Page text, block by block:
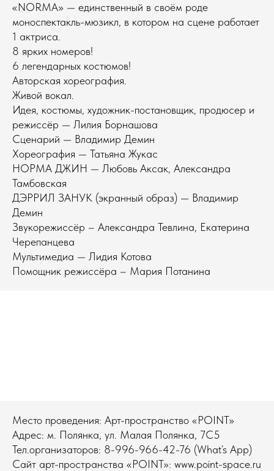
«NORMA» — единственный в своём роде
моноспектакль-мюзикл, в котором на сцене работает
1 актриса.
8 ярких номеров!
6 легендарных костюмов!
Авторская хореография.
Живой вокал.
Идея, костюмы, художник-постановщик, продюсер и
режиссёр — Лилия Борнашова
Сценарий — Владимир Демин
Хореография — Татьяна Жукас
НОРМА ДЖИН — Любовь Аксак, Александра
Тамбовская
ДЭРРИЛ ЗАНУК (экранный образ) — Владимир
Демин
Звукорежиссёр – Александра Тевлина, Екатерина
Черепанцева
Мультимедиа — Лидия Котова
Помощник режиссёра – Мария Потанина
Место проведения: Арт-пространство «POINT»
Адрес: м. Полянка, ул. Малая Полянка, 7С5
Тел.организаторов: 8-996-966-42-76 (What’s App)
Сайт арт-пространства «POINT»: www.point-space.ru